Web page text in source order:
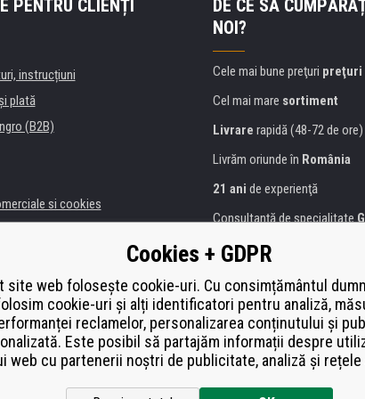
PENTRU CLIENȚI
instrucțiuni
plată
(B2B)
si cookies
imprimante
de înlocuire
od smlouvy
DE CE SĂ
NOI?
Cele mai bune preţuri preţuri
Cel mai mare sortiment
Livrare rapidă (48-72 de ore)
Livrăm oriunde în România
21 ani de experienţă
Consultanţă de specialitate
Abordarea amabilă
certificat
Heureka
Platăsecurizată on-line
Cookies + GDPR
site web folosește cookie-uri. Cu consimțământul
cookie-uri și alți identificatori pentru analiză,
reclamelor, personalizarea conținutului și
Este posibil să partajăm informații despre
web cu partenerii noștri de publicitate, analiză și rețele